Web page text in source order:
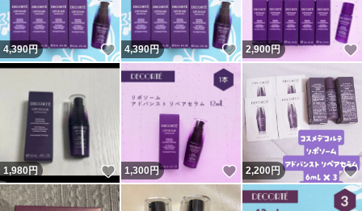
4,390円 いいね！
4,390円 いいね！
2,900円
1,980円 いいね！
1,300円 いいね！
2,200円